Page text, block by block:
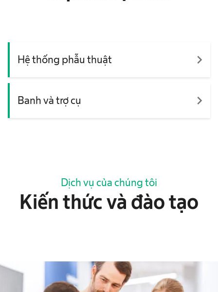
Hệ thống phẫu thuật navigate_next
Banh và trợ cụ navigate_next
Dịch vụ của chúng tôi
Kiến thức và đào tạo